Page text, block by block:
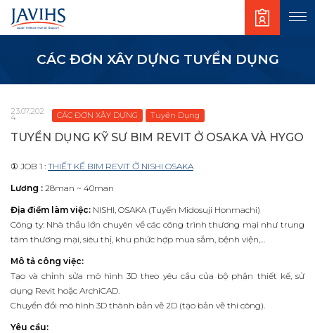
CÁC ĐƠN XÂY DỰNG TUYỂN DỤNG
23.07.202
4 CÁC ĐƠN XÂY DỰNG Tuyển Dụng
TUYỂN DỤNG KỸ SƯ BIM REVIT Ở OSAKA VÀ HYGO
① JOB 1 : THIẾT KẾ BIM REVIT Ở NISHI OSAKA
Lương : 28man ~ 40man
Địa điểm làm việc: NISHI, OSAKA (Tuyến Midosuji Honmachi)
Công ty: Nhà thầu lớn chuyên về các công trình thương mại như trung
tâm thương mại, siêu thị, khu phức hợp mua sắm, bệnh viện,…
Mô tả công việc:
Tạo và chỉnh sửa mô hình 3D theo yêu cầu của bộ phận thiết kế, sử
dụng Revit hoặc ArchiCAD.
Chuyển đổi mô hình 3D thành bản vẽ 2D (tạo bản vẽ thi công).
Yêu cầu: